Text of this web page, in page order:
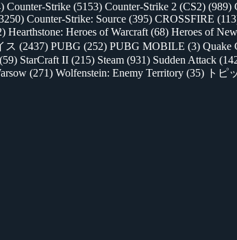
Counter-Strike (5153) Counter-Strike 2 (CS2) (989)
Counter-Strike: Source (395) CROSSFIRE
Hearthstone: Heroes of Warcraft (68) Heroes of
ス (2437) PUBG (252) PUBG MOBILE (3) Quake
(59) StarCraft II (215) Steam (931) Sudden Attack
(271) Wolfenstein: Enemy Territory (35) トピ